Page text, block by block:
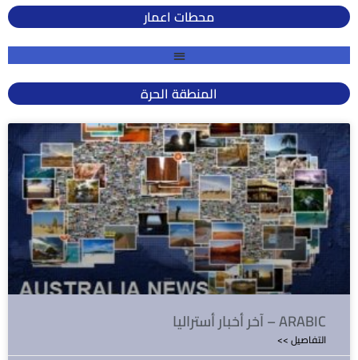
محطات اعمار
المنطقة الحرة
آخر أخبار أستراليا – ARABIC
<< التفاصيل